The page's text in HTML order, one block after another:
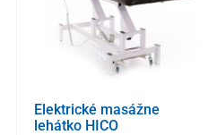
Elektrické masážne
lehátko HICO